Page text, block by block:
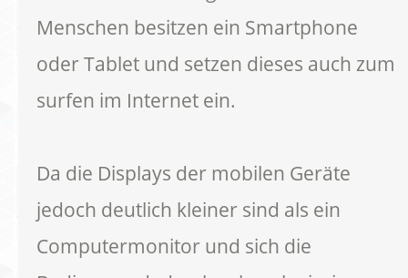
Menschen besitzen ein Smartphone
oder Tablet und setzen dieses auch zum
surfen im Internet ein.
Da die Displays der mobilen Geräte
jedoch deutlich kleiner sind als ein
Computermonitor und sich die